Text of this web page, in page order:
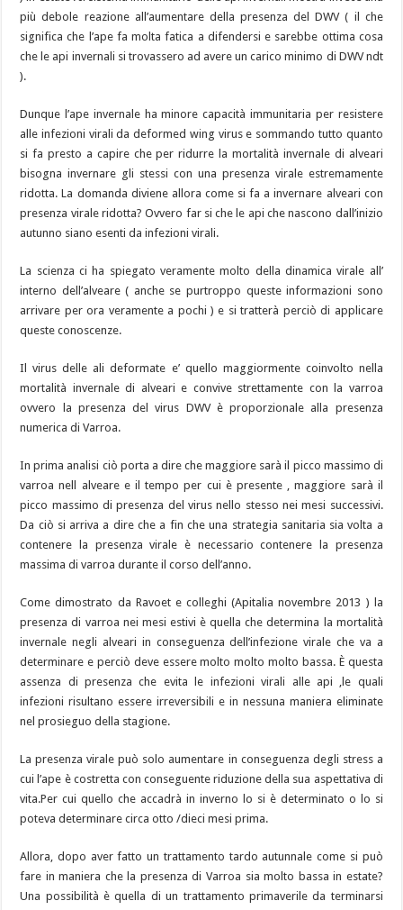
più debole reazione all’aumentare della presenza del DWV ( il che
significa che l’ape fa molta fatica a difendersi e sarebbe ottima cosa
che le api invernali si trovassero ad avere un carico minimo di DWV ndt
).
Dunque l’ape invernale ha minore capacità immunitaria per resistere
alle infezioni virali da deformed wing virus e sommando tutto quanto
si fa presto a capire che per ridurre la mortalità invernale di alveari
bisogna invernare gli stessi con una presenza virale estremamente
ridotta. La domanda diviene allora come si fa a invernare alveari con
presenza virale ridotta? Ovvero far si che le api che nascono dall’inizio
autunno siano esenti da infezioni virali.
La scienza ci ha spiegato veramente molto della dinamica virale all’
interno dell’alveare ( anche se purtroppo queste informazioni sono
arrivare per ora veramente a pochi ) e si tratterà perciò di applicare
queste conoscenze.
Il virus delle ali deformate e’ quello maggiormente coinvolto nella
mortalità invernale di alveari e convive strettamente con la varroa
ovvero la presenza del virus DWV è proporzionale alla presenza
numerica di Varroa.
In prima analisi ciò porta a dire che maggiore sarà il picco massimo di
varroa nell alveare e il tempo per cui è presente , maggiore sarà il
picco massimo di presenza del virus nello stesso nei mesi successivi.
Da ciò si arriva a dire che a fin che una strategia sanitaria sia volta a
contenere la presenza virale è necessario contenere la presenza
massima di varroa durante il corso dell’anno.
Come dimostrato da Ravoet e colleghi (Apitalia novembre 2013 ) la
presenza di varroa nei mesi estivi è quella che determina la mortalità
invernale negli alveari in conseguenza dell’infezione virale che va a
determinare e perciò deve essere molto molto molto bassa. È questa
assenza di presenza che evita le infezioni virali alle api ,le quali
infezioni risultano essere irreversibili e in nessuna maniera eliminate
nel prosieguo della stagione.
La presenza virale può solo aumentare in conseguenza degli stress a
cui l’ape è costretta con conseguente riduzione della sua aspettativa di
vita.Per cui quello che accadrà in inverno lo si è determinato o lo si
poteva determinare circa otto /dieci mesi prima.
Allora, dopo aver fatto un trattamento tardo autunnale come si può
fare in maniera che la presenza di Varroa sia molto bassa in estate?
Una possibilità è quella di un trattamento primaverile da terminarsi